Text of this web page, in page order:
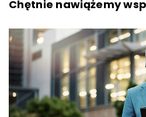
Chętnie nawiążemy